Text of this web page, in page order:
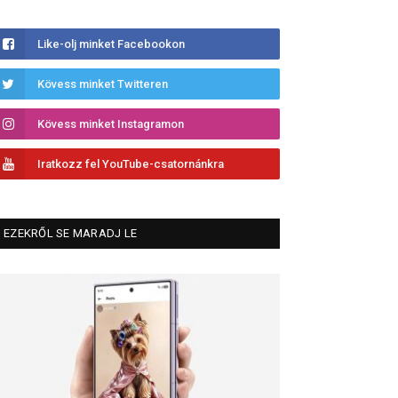
Like-olj minket Facebookon
Kövess minket Twitteren
Kövess minket Instagramon
Iratkozz fel YouTube-csatornánkra
EZEKRŐL SE MARADJ LE